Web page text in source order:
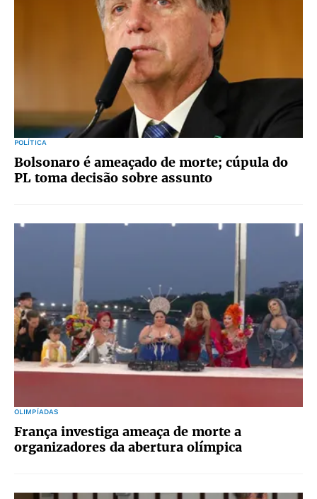
POLÍTICA
Bolsonaro é ameaçado de morte; cúpula do
PL toma decisão sobre assunto
OLIMPÍADAS
França investiga ameaça de morte a
organizadores da abertura olímpica